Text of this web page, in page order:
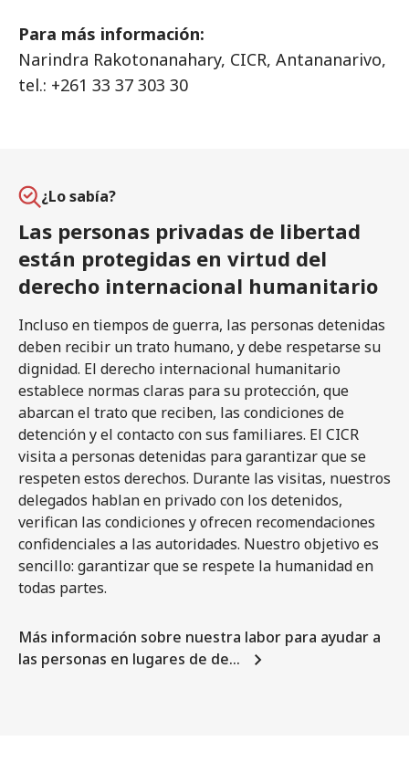
Para más información:
Narindra Rakotonanahary, CICR, Antananarivo,
tel.: +261 33 37 303 30
¿Lo sabía?
Las personas privadas de libertad
están protegidas en virtud del
derecho internacional humanitario
Incluso en tiempos de guerra, las personas detenidas
deben recibir un trato humano, y debe respetarse su
dignidad. El derecho internacional humanitario
establece normas claras para su protección, que
abarcan el trato que reciben, las condiciones de
detención y el contacto con sus familiares. El CICR
visita a personas detenidas para garantizar que se
respeten estos derechos. Durante las visitas, nuestros
delegados hablan en privado con los detenidos,
verifican las condiciones y ofrecen recomendaciones
confidenciales a las autoridades. Nuestro objetivo es
sencillo: garantizar que se respete la humanidad en
todas partes.
Más información sobre nuestra labor para ayudar a
las personas en lugares de de…